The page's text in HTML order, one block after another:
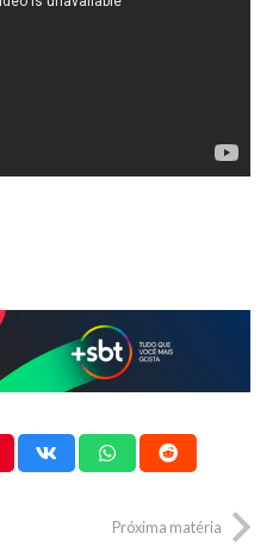
Próxima matéria